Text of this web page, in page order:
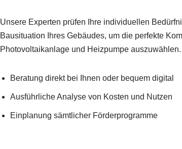
Unsere Experten prüfen Ihre individuellen
Bausituation Ihres Gebäudes, um die perfekte
Photovoltaikanlage und Heizpumpe auszuwählen.
Beratung direkt bei Ihnen oder bequem digital
Ausführliche Analyse von Kosten und Nutzen
Einplanung sämtlicher Förderprogramme